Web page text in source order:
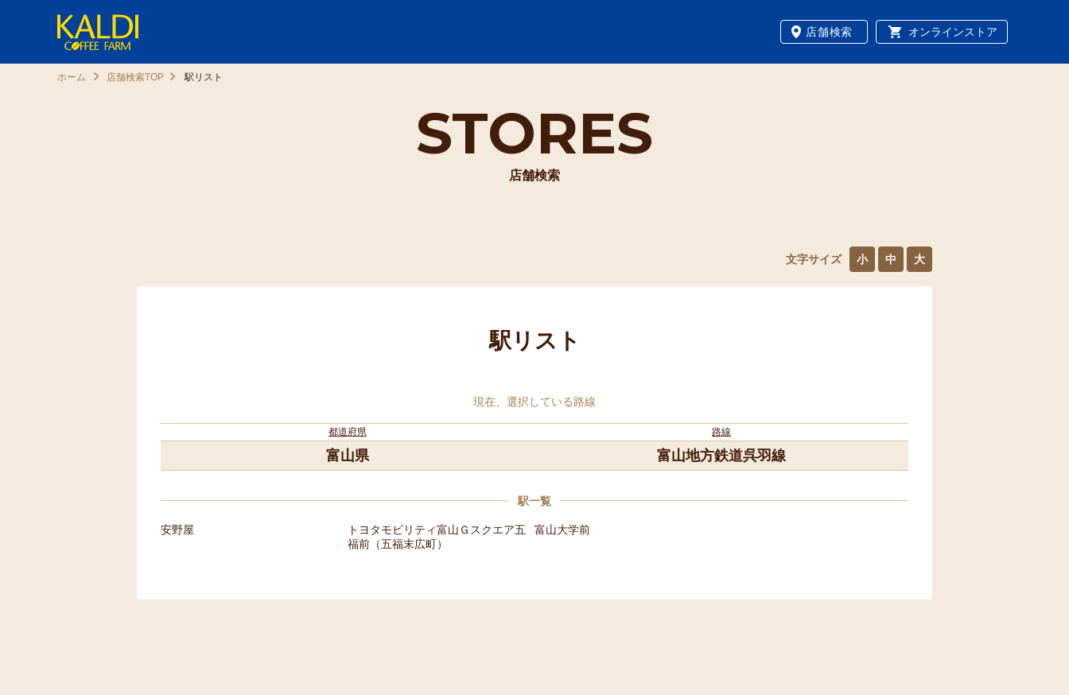
店舗検索 オンラインストア
STORES
店舗検索
ホーム 店舗検索TOP 駅リスト
文字サイズ 小 中 大
駅リスト
現在、選択している路線
都道府県 路線
富山県 富山地方鉄道呉羽線
駅一覧
安野屋
トヨタモビリティ富山Ｇスクエア五
福前（五福末広町）
富山大学前